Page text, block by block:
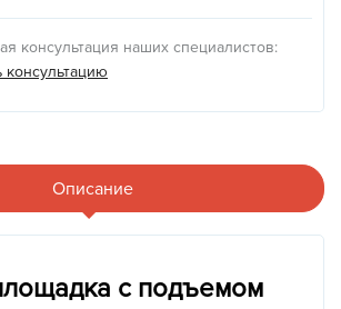
консультация наших специалистов:
консультацию
Описание
с подъемом